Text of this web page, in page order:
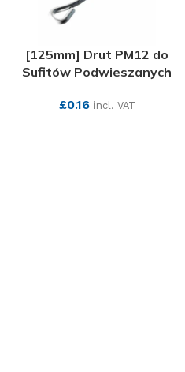
[125mm] Drut PM12 do
Sufitów Podwieszanych
£0.16 incl. VAT